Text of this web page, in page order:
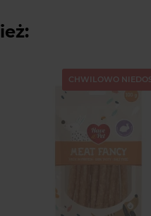
CHWILOWO